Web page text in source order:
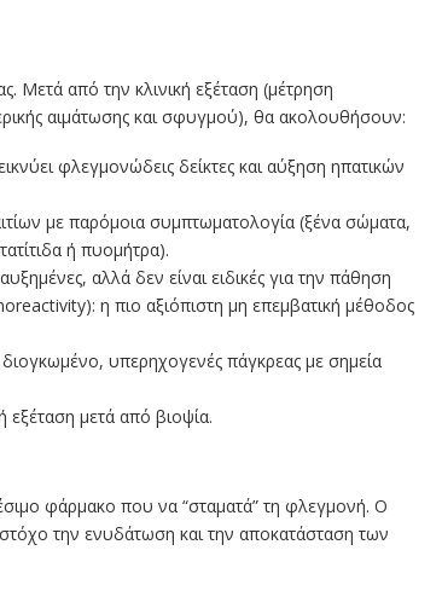
Μετά από την κλινική εξέταση (μέτρηση
αιμάτωσης και σφυγμού), θα ακολουθήσουν:
φλεγμονώδεις δείκτες και αύξηση ηπατικών
με παρόμοια συμπτωματολογία (ξένα σώματα,
ή πυομήτρα).
αλλά δεν είναι ειδικές για την πάθηση
η πιο αξιόπιστη μη επεμβατική μέθοδος
υπερηχογενές πάγκρεας με σημεία
εξέταση μετά από βιοψία.
φάρμακο που να “σταματά” τη φλεγμονή. Ο
την ενυδάτωση και την αποκατάσταση των